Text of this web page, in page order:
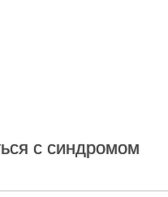
с синдромом